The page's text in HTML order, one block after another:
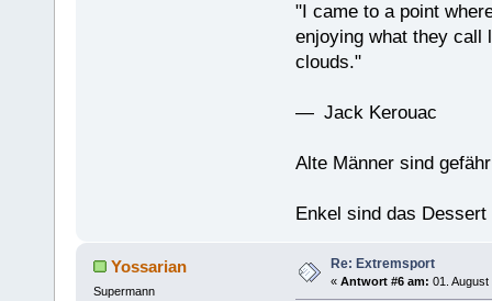
"I came to a point
enjoying what they call
clouds."
— Jack Kerouac
Alte Männer sind
Enkel sind das Dessert
Yossarian
Supermann
Re: Extremsport
« Antwort #6 am: 01. August